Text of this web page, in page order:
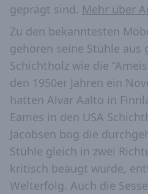
geprägt sind. Mehr über
Zu den bekanntesten
gehören seine Stühle aus
Schichtholz wie die
den 1950er Jahren ein
hatten Alvar Aalto in
Eames in den USA
Jacobsen bog die
Stühle gleich in zwei
kritisch beäugt wurde,
Welterfolg. Auch die